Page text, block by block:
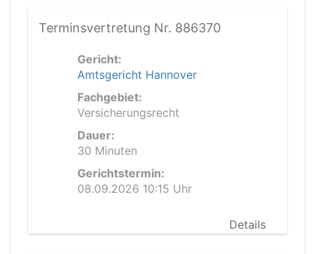
Terminsvertretung Nr. 886370
Gericht:
Amtsgericht Hannover
Fachgebiet:
Versicherungsrecht
Dauer:
30 Minuten
Gerichtstermin:
08.09.2026 10:15 Uhr
Details